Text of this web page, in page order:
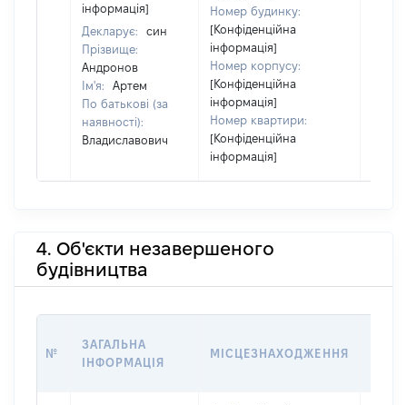
інформація]
Декларує:
син
Прізвище:
Андронов
Ім'я:
Артем
По батькові (за
наявності):
Владиславович
Номер будинку:
[Конфіденційна
інформація]
Номер корпусу:
[Конфіденційна
інформація]
Номер квартири:
[Конфіденційна
інформація]
4. Об'єкти незавершеного
будівництва
№
ЗАГАЛЬНА
ІНФОРМАЦІЯ
МІСЦЕЗНАХОДЖЕННЯ